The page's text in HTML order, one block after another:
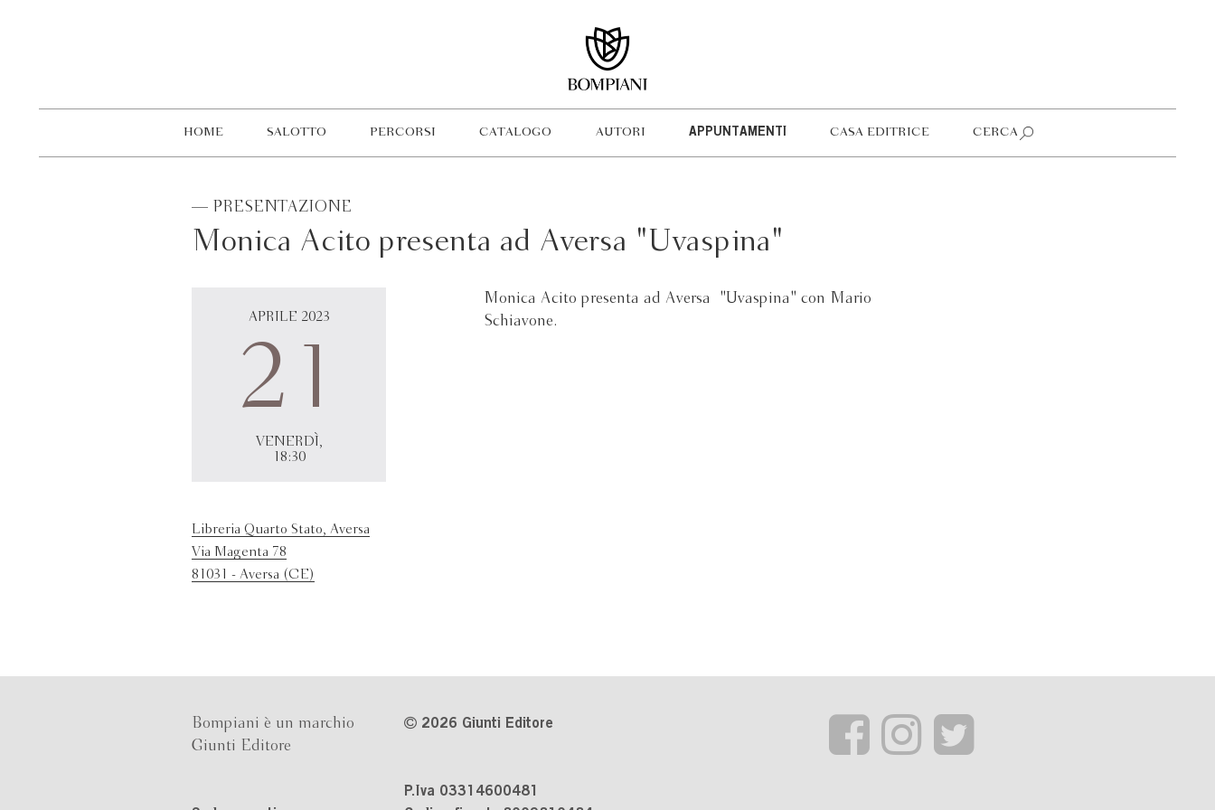
HOME SALOTTO PERCORSI CATALOGO AUTORI APPUNTAMENTI CASA EDITRICE CERCA
— PRESENTAZIONE
Monica Acito presenta ad Aversa "Uvaspina"
APRILE 2023
21
VENERDÌ,
18:30
Libreria Quarto Stato, Aversa
Via Magenta 78
81031 - Aversa (CE)
Monica Acito presenta ad Aversa "Uvaspina" con Mario
Schiavone.
Bompiani è un marchio
Giunti Editore
2026 Giunti Editore
P.Iva 03314600481